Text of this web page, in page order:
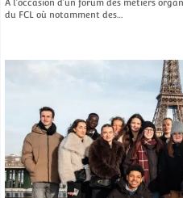
A l’occasion d’un forum des métiers
du FCL où notamment des…